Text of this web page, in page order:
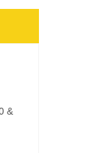
&